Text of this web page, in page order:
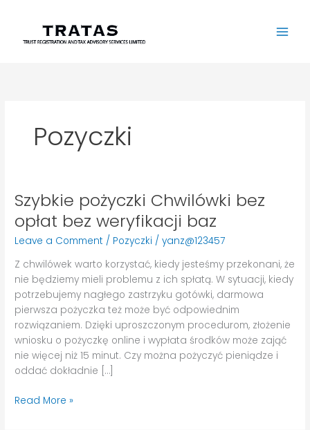
content
Pozyczki
Szybkie pożyczki Chwilówki bez
opłat bez weryfikacji baz
Leave a Comment / Pozyczki /yanz@123457
Z chwilówek warto korzystać, kiedy jesteśmy przekonani, że
nie będziemy mieli problemu z ich spłatą. W sytuacji, kiedy
potrzebujemy nagłego zastrzyku gotówki, darmowa
pierwsza pożyczka też może być odpowiednim
rozwiązaniem. Dzięki uproszczonym procedurom, złożenie
wniosku o pożyczkę online i wypłata środków może zająć
nie więcej niż 15 minut. Czy można pożyczyć pieniądze i
oddać dokładnie […]
Szybkie
pożyczki
Chwilówki
bez
opłat
bez
weryfikacji
baz
Read More »